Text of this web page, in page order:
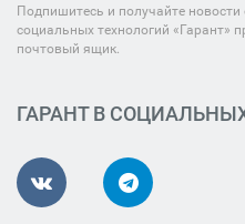
Подпишитесь и получайте
социальных технологий «Гарант»
почтовый ящик.
ГАРАНТ В